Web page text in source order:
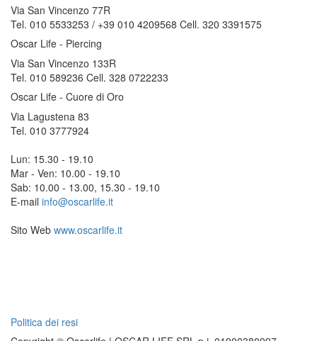
Via San Vincenzo 77R
Tel. 010 5533253 / +39 010 4209568 Cell. 320 3391575
Oscar Life - Piercing
Via San Vincenzo 133R
Tel. 010 589236 Cell. 328 0722233
Oscar Life - Cuore di Oro
Via Lagustena 83
Tel. 010 3777924
Lun: 15.30 - 19.10
Mar - Ven: 10.00 - 19.10
Sab: 10.00 - 13.00, 15.30 - 19.10
E-mail info@oscarlife.it
Sito Web www.oscarlife.it
Politica dei resi